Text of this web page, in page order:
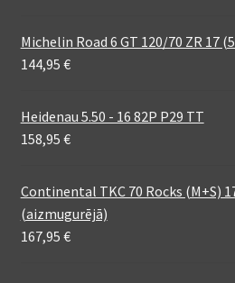
Michelin Road 6 GT 120/70 ZR 17
144,95 €
Heidenau 5.50 - 16 82P P29 TT
158,95 €
Continental TKC 70 Rocks (M+S)
(aizmugurējā)
167,95 €